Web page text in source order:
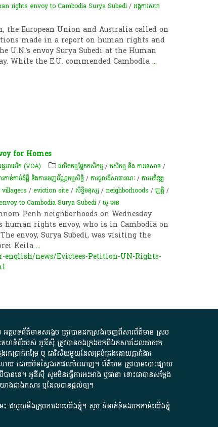
rights envoy to Cambodia Surya Subedi/អង្គការសហ
the European Union and Australia called on
made in a report on human rights and
U.N.’s envoy Surya Subedi at the Human
While the E.U. commended Cambodia...
for Homes
ាមេរិក (VOA) ​ផលិតកម្ម​ផ្នែក​កសិកម្ម​/កសិកម្ម​ និង​ ការ​នេ​សាទ​/
រកាន់កាប់​ដីធ្លី និង​ការចេញ​ប័ណ្ណកម្មសិទ្ធិ​/ការជួលដីសាធារណៈ /ការ​អភិវឌ្ឍ​
villagers / eviction site/សិទ្ធិមនុស្ស/neighborhoods /ញត្តិ/
to Cambodia Surya Subedi/យូ អេន
Penh neighborhoods on Wednesday
human rights envoy, who is in Cambodia on
envoy, Surya Subedi, was visiting the
Keila...
news/Evictees-Petition-UN-Rights-
អត្ថបទ​ព័ត៌មាន​សង្ខេប​ ត្រូវ​បាន​ដកស្រង់​ចេញពី​សារព័ត៌មាន ស្រប
េហទំព័រ​របស់​ អូ​ឌី​ស៊ី​ ត្រូវ​បាន​ចងក្រង​មក​ពី​ឯកសារ​ដែល​អាច​រក​
កប្រាក់​កម្រៃ​ ឬ​ ជា​វិស័យ​មួយ​ដែល​គ្រប់គ្រង​ដោយ​ភ្នាក់ងារ​
លាយ​ ដោយ​មិនស្វែង​រក​ផល​ចំណេញ​។​ ព័ត៌មាន​ ត្រូវ​បាន​បោះផ្សាយ​
ទេ​។​ អូ​ឌី​ស៊ី​ សូម​មិន​ធ្វើការ​អះអាង​ ឬ​ធានា​ ទោះជា​បាន​សម្តែង​
ង​ជា​ឯកសារ​ ឬ​ដែល​បាន​ផ្តល់​ឲ្យ​។
ះ ជាមួយនឹងក្រុមការងារយើងខ្ញុំ។ សូម ទំនាក់ទំនងមកកាន់យើងខ្ញុំ